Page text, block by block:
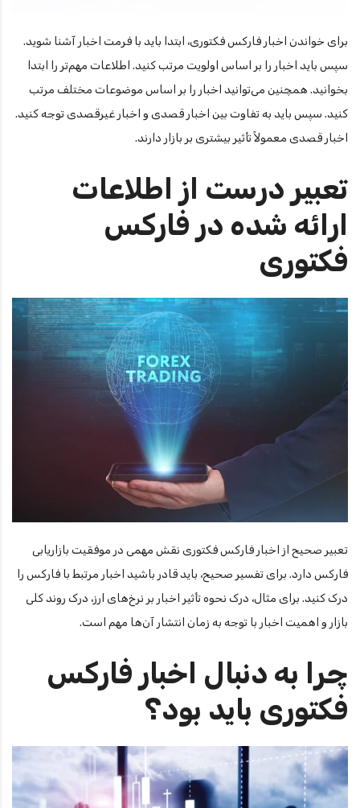
برای خواندن اخبار فارکس فکتوری، ابتدا باید با فرمت اخبار آشنا شوید.
سپس باید اخبار را بر اساس اولویت مرتب کنید. اطلاعات مهم‌تر را ابتدا
بخوانید. همچنین می‌توانید اخبار را بر اساس موضوعات مختلف مرتب
کنید. سپس باید به تفاوت بین اخبار قصدی و اخبار غیرقصدی توجه کنید.
اخبار قصدی معمولاً تأثیر بیشتری بر بازار دارند.
تعبیر درست از اطلاعات
ارائه شده در فارکس
فکتوری
تعبیر صحیح از اخبار فارکس فکتوری نقش مهمی در موفقیت بازاریابی
فارکس دارد. برای تفسیر صحیح، باید قادر باشید اخبار مرتبط با فارکس را
درک کنید. برای مثال، درک نحوه تأثیر اخبار بر نرخ‌های ارز، درک روند کلی
بازار و اهمیت اخبار با توجه به زمان انتشار آن‌ها مهم است.
چرا به دنبال اخبار فارکس
فکتوری باید بود؟